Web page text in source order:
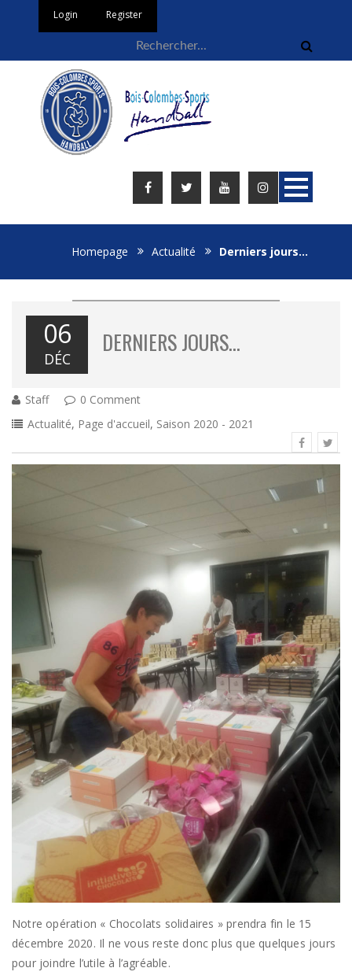
Login Register
Homepage Actualité Derniers jours…
06
DÉC
DERNIERS JOURS…
Staff
0 Comment
Actualité, Page d'accueil, Saison 2020 - 2021
Notre opération « Chocolats solidaires » prendra fin le 15
décembre 2020. Il ne vous reste donc plus que quelques jours
pour joindre l’utile à l’agréable.